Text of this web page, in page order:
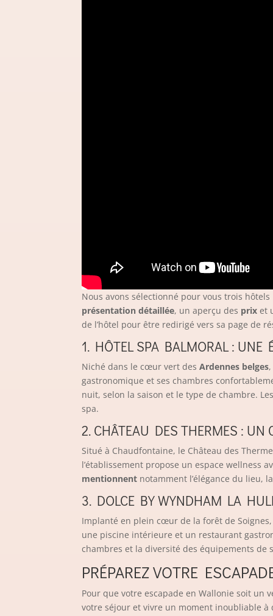
Nous avons sélectionné pour vous trois
présentation détaillée, un aperçu des prix et
de l’hôtel pour être redirigé vers sa page de
1. HÔTEL SPA BALMORAL : UNE
Niché dans le cœur vert desArdennes belges
gastronomique et ses chambres
nuit, selon la saison et le type de chambre.
spa.
2. CHÂTEAU DES THERMES :
Situé à Chaudfontaine, le Château des
l’établissement propose un espace wellness
mentionnent notamment l’élégance du lieu,
3. DOLCE BY WYNDHAM LA
Implanté en plein cœur de la forêt de
une piscine intérieure et un restaurant
chambres et la diversité des équipements de
PRÉPAREZ VOTRE
Pour que votre escapade en Wallonie soit un
votre séjour et vivre un moment inoubliable à